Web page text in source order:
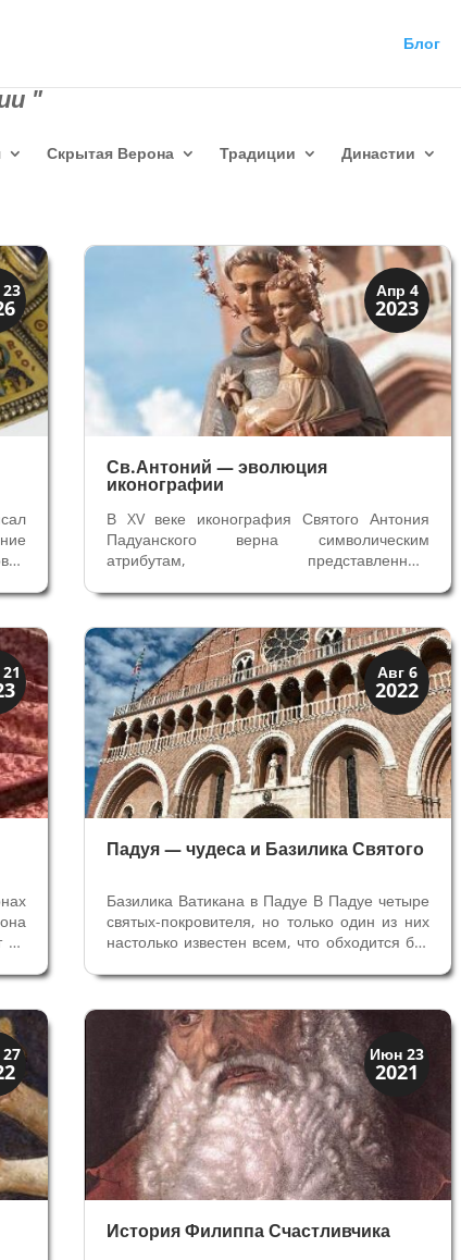
Блог
"
Скрытая Верона Традиции Династии
Апр 4
2023
Святые и реликвии
Традиции
Св.Антоний — эволюция
иконографии
В XV веке иконография Святого Антония
Падуанского верна символическим
атрибутам, представленным
алтаре Базилики в середине века.
Донателло создал новаторский комплекс
скульптур из бронзы. Начало в статье Падуя
и ее Святой. Алтарь...
Авг 6
2022
Мантуя и Падуя
Экскурсии
Падуя — чудеса и Базилика Святого
Базилика Ватикана в Падуе В Падуе четыре
святых-покровителя, но только один из них
настолько известен всем, что обходится без
местных стал просто Святым и главную
базилику города, посвященную ему,
называют Базилика Святого. Здесь...
Июн 23
2021
Верона
Веронцы
История Филиппа Счастливчика